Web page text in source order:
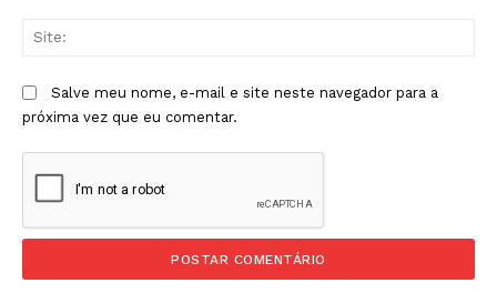
Salve meu nome, e-mail e site neste navegador para a
próxima vez que eu comentar.